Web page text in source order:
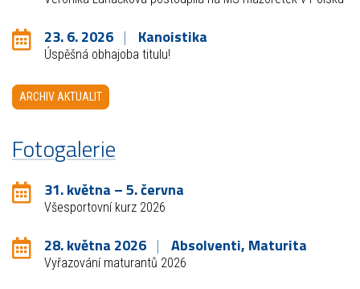
23. 6. 2026 Kanoistika
Úspěšná obhajoba titulu!
ARCHIV AKTUALIT
Fotogalerie
31. května – 5. června
Všesportovní kurz 2026
28. května 2026 Absolventi, Maturita
Vyřazování maturantů 2026